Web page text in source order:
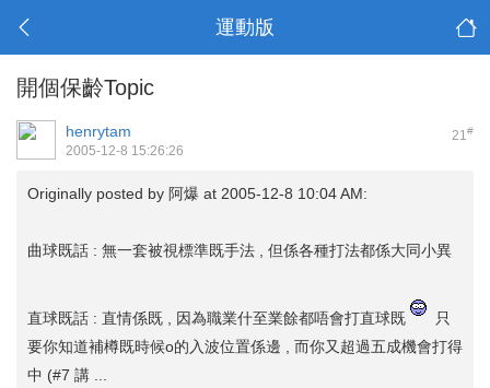
運動版
開個保齡Topic
21#
henrytam
2005-12-8 15:26:26
Originally posted by 阿爆 at 2005-12-8 10:04 AM:
曲球既話 : 無一套被視標準既手法 , 但係各種打法都係大同小異
直球既話 : 直情係既 , 因為職業什至業餘都唔會打直球既
只
要你知道補樽既時候o的入波位置係邊 , 而你又超過五成機會打得
中 (#7 講 ...